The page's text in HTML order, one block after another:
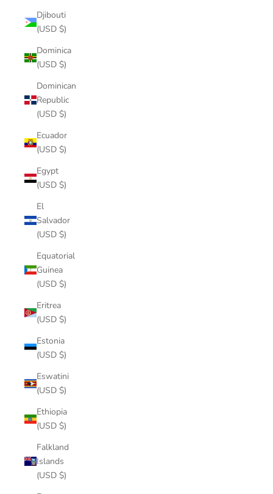
Djibouti
(USD $)
Dominica
(USD $)
Dominican
Republic
(USD $)
Ecuador
(USD $)
Egypt
(USD $)
El
Salvador
(USD $)
Equatorial
Guinea
(USD $)
Eritrea
(USD $)
Estonia
(USD $)
Eswatini
(USD $)
Ethiopia
(USD $)
Falkland
Islands
(USD $)